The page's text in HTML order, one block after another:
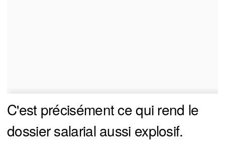
C'est précisément ce qui rend le
dossier salarial aussi explosif.